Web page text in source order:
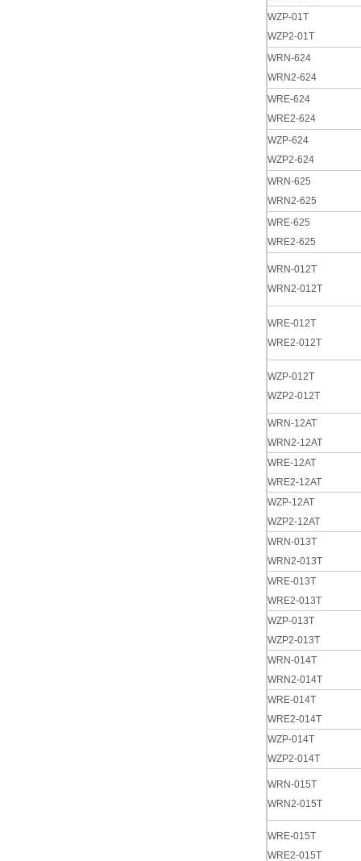
WZP-01T
WZP2-01T
WRN-624
WRN2-624
WRE-624
WRE2-624
WZP-624
WZP2-624
WRN-625
WRN2-625
WRE-625
WRE2-625
WRN-012T
WRN2-012T
WRE-012T
WRE2-012T
WZP-012T
WZP2-012T
WRN-12AT
WRN2-12AT
WRE-12AT
WRE2-12AT
WZP-12AT
WZP2-12AT
WRN-013T
WRN2-013T
WRE-013T
WRE2-013T
WZP-013T
WZP2-013T
WRN-014T
WRN2-014T
WRE-014T
WRE2-014T
WZP-014T
WZP2-014T
WRN-015T
WRN2-015T
WRE-015T
WRE2-015T